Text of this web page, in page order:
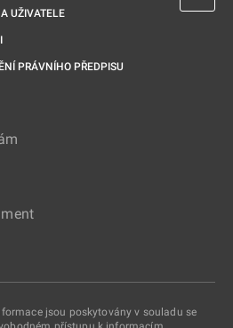
UŽIVATELE
PRÁVNÍHO PŘEDPISU
jsou poskytovány v souladu se